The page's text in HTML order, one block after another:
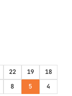
22 19
18
8 5
4